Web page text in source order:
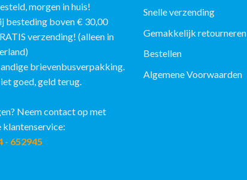
morgen in huis!
besteding boven € 30,00
verzending! (alleen in
brievenbusverpakking.
goed, geld terug.
Neem contact op met
klantenservice:
- 652945
Snelle verzending
Gemakkelijk retourneren
Bestellen
Algemene Voorwaarden